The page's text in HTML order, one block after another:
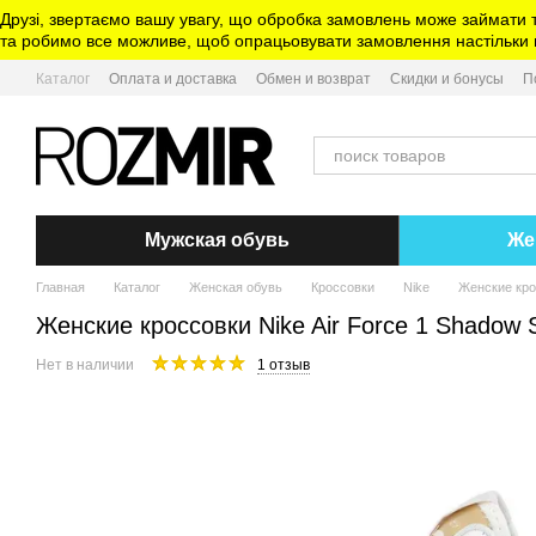
Перейти к основному контенту
Друзі, звертаємо вашу увагу, що обробка замовлень може займати
та робимо все можливе, щоб опрацьовувати замовлення настільки
Каталог Оплата и доставка Обмен и возврат Скидки и бонусы
Мужская обувь
Главная Каталог Женская обувь Кроссовки Nike Женские
Женские кроссовки Nike Air Force 1 Shadow
Нет в наличии 1 отзыв